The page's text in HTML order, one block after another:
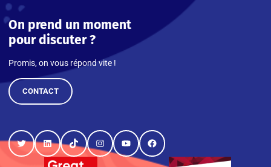
On prend un moment
pour discuter ?
Promis, on vous répond vite !
CONTACT
TwitterLinkedInTikTokInstagram
YouTubeFacebook